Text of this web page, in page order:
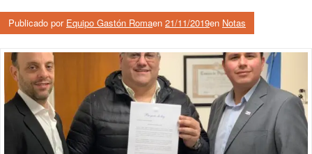
Publicado por Equipo Gastón Romaen 21/11/2019en Notas